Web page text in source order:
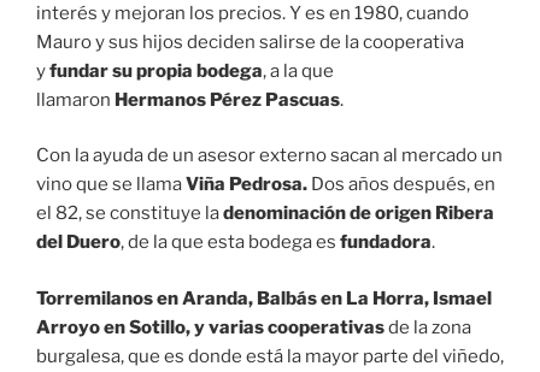
interés y mejoran los precios. Y es en 1980, cuando
Mauro y sus hijos deciden salirse de la cooperativa
yfundar su propia bodega, a la que
llamaron Hermanos Pérez Pascuas.
Con la ayuda de un asesor externo sacan al mercado un
vino que se llamaViña Pedrosa. Dos años después, en
el 82, se constituye ladenominación de origen Ribera
del Duero, de la que esta bodega es fundadora.
Torremilanos en Aranda, Balbás en La Horra, Ismael
Arroyo en Sotillo, y varias cooperativasde la zona
burgalesa, que es donde está la mayor parte del viñedo,